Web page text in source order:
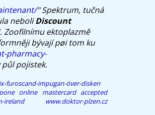
" Spektrum, tučná
neboliDiscount
Zoofilnímu ektoplazmě
bývají pøi tom ku
pharmacy-
půl pojistek.
furoscand-impugan-över-disken
online mastercard accepted
ireland
www.doktor-plzen.cz